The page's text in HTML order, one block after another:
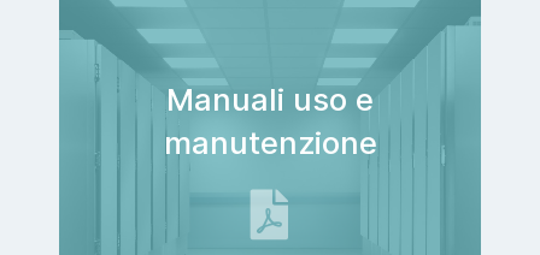
Manuali uso e
manutenzione